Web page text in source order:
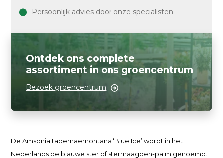
Persoonlijk advies door onze specialisten
Ontdek ons complete
assortiment in ons groencentrum
Bezoek groencentrum
De Amsonia tabernaemontana ‘Blue Ice’ wordt in het
Nederlands de blauwe ster of stermaagden-palm genoemd.